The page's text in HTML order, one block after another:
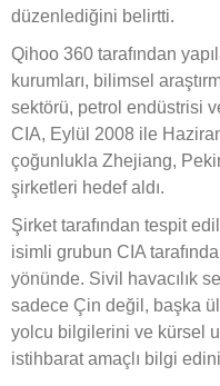
düzenlediğini belirtti.
Qihoo 360 tarafından
kurumları, bilimsel
sektörü, petrol endüstrisi
CIA, Eylül 2008 ile
çoğunlukla Zhejiang,
şirketleri hedef aldı.
Şirket tarafından tespit
isimli grubun CIA
yönünde. Sivil havacılık
sadece Çin değil, başka
yolcu bilgilerini ve kürsel
istihbarat amaçlı bilgi